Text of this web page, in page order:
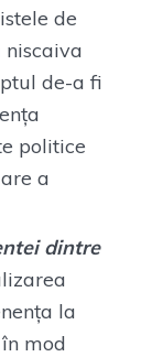
de
de-a fi
politice
a
dintre
la
mod